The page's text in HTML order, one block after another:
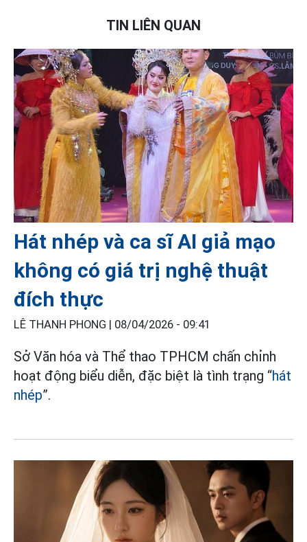
TIN LIÊN QUAN
Hát nhép và ca sĩ AI giả mạo
không có giá trị nghệ thuật
đích thực
LÊ THANH PHONG | 08/04/2026 - 09:41
Sở Văn hóa và Thể thao TPHCM chấn chỉnh
hoạt động biểu diễn, đặc biệt là tình trạng “hát
nhép”.